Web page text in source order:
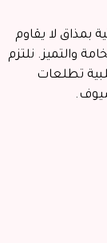
لا يقاوم
والتميز. نلتزم
تطلعات